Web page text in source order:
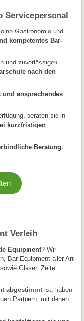
Servicepersonal
Gastronomie und
kompetentes Bar-
und zuverlässigen
nach den
ansprechendes
beraten sie in
kurzfristigen
Beratung.
Verleih
Equipment? Wir
Bar-Equipment aller Art
Gläser, Zelte,
abgestimmtist, haben
Partnern, mit denen